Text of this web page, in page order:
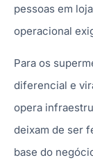
pessoas em
operacional
Para os
diferencial e
opera
deixam de ser
base do